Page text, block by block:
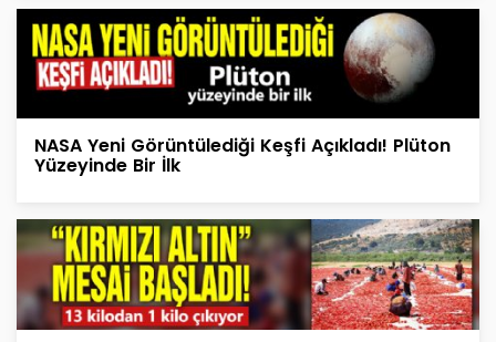
NASA Yeni Görüntülediği Keşfi Açıkladı! Plüton
Yüzeyinde Bir İlk